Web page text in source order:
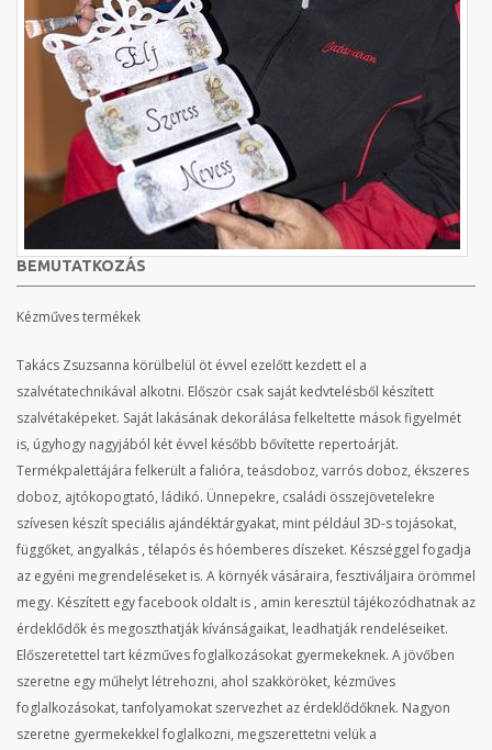
BEMUTATKOZÁS
Kézműves termékek
Takács Zsuzsanna körülbelül öt évvel ezelőtt kezdett el a
szalvétatechnikával alkotni. Először csak saját kedvtelésből készített
szalvétaképeket. Saját lakásának dekorálása felkeltette mások figyelmét
is, úgyhogy nagyjából két évvel később bővítette repertoárját.
Termékpalettájára felkerült a falióra, teásdoboz, varrós doboz, ékszeres
doboz, ajtókopogtató, ládikó. Ünnepekre, családi összejövetelekre
szívesen készít speciális ajándéktárgyakat, mint például 3D-s tojásokat,
függőket, angyalkás , télapós és hóemberes díszeket. Készséggel fogadja
az egyéni megrendeléseket is. A környék vásáraira, fesztiváljaira örömmel
megy. Készített egy facebook oldalt is , amin keresztül tájékozódhatnak az
érdeklődők és megoszthatják kívánságaikat, leadhatják rendeléseiket.
Előszeretettel tart kézműves foglalkozásokat gyermekeknek. A jövőben
szeretne egy műhelyt létrehozni, ahol szakköröket, kézműves
foglalkozásokat, tanfolyamokat szervezhet az érdeklődőknek. Nagyon
szeretne gyermekekkel foglalkozni, megszerettetni velük a